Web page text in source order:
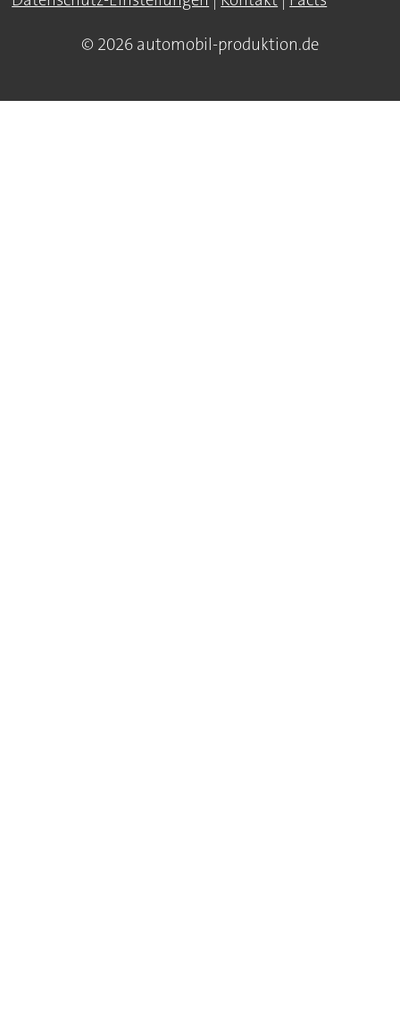
© 2026 automobil-produktion.de